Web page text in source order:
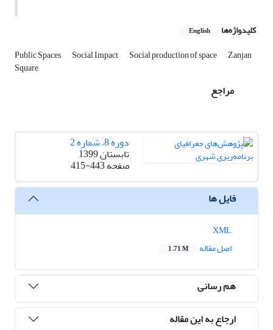
کلیدواژه‌ها English
Public Spaces Social Impact Social production of space Zanjan
Square
مراجع
دوره 8، شماره 2
تابستان 1399
صفحه415-443
فایل ها
اصل مقاله
1.71 M
هم رسانی
ارجاع به این مقاله